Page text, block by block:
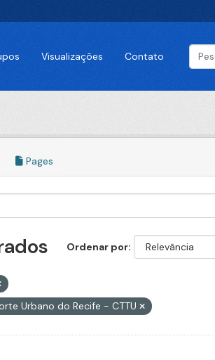
Visualizações Contato
Pages
Ordenar por
Urbano do Recife - CTTU